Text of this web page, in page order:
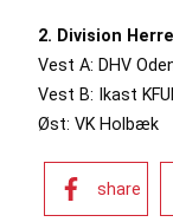
2. Division
Vest A: DHV
Vest B: Ikast
Øst: VK Holbæk
share